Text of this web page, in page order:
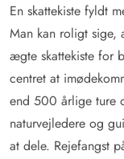
En skattekiste fyldt
Man kan roligt sige,
ægte skattekiste for
centret at
end 500 årlige ture
naturvejledere og
at dele. Rejefangst